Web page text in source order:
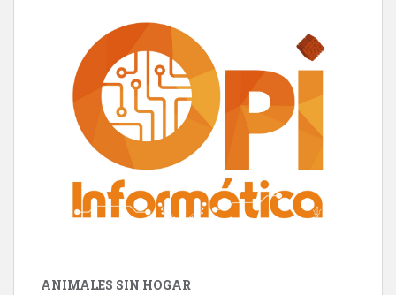
ANIMALES SIN HOGAR